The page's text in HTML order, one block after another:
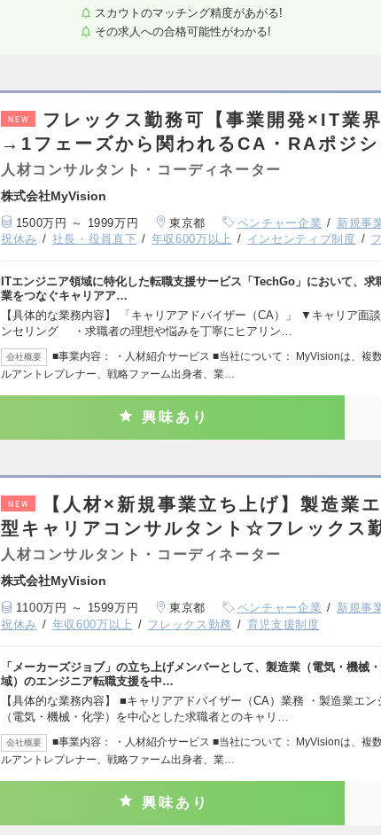
スカウトのマッチング精度があがる!
その求人への合格可能性がわかる!
NEW
フレックス勤務可【事業開発×IT業
→1フェーズから関われるCA・RAポジ
人材コンサルタント・コーディネーター
株式会社MyVision
1500万円 ～ 1999万円 東京都 ベンチャー企業 新規事
祝休み
社長・役員直下 年収600万以上 インセンティブ制度
ITエンジニア領域に特化した転職支援サービス「TechGo」において、求
業をつなぐキャリアア…
【具体的な業務内容】 「キャリアアドバイザー（CA）」 ▼キャリア面
ンセリング ・求職者の理想や悩みを丁寧にヒアリン…
会社概要
■事業内容： ・人材紹介サービス ■当社について： MyVisionは、複
ルアントレプレナー、戦略ファーム出身者、業…
興味あり
NEW
【人材×新規事業立ち上げ】製造業
型キャリアコンサルタント☆フレックス
人材コンサルタント・コーディネーター
株式会社MyVision
1100万円 ～ 1599万円 東京都 ベンチャー企業 新規事
祝休み
年収600万以上 フレックス勤務 育児支援制度
「メーカーズジョブ」の立ち上げメンバーとして、製造業（電気・機械
域）のエンジニア転職支援を中…
【具体的な業務内容】 ■キャリアアドバイザー（CA）業務 ・製造業エン
（電気・機械・化学）を中心とした求職者とのキャリ…
会社概要
■事業内容： ・人材紹介サービス ■当社について： MyVisionは、複
ルアントレプレナー、戦略ファーム出身者、業…
興味あり